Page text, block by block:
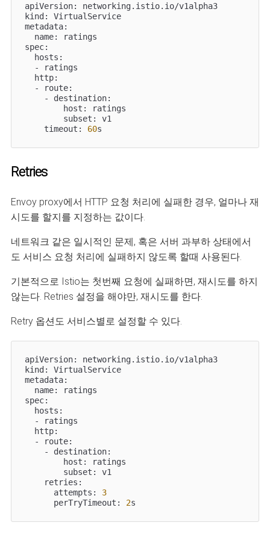
apiVersion: networking.istio.io/v1alpha3
kind: VirtualService
metadata:
spec:
    timeout:
60s
Retries
Envoy proxy에서 HTTP 요청 처리에 실패한 경우, 얼마나 재
시도를 할지를 지정하는 값이다.
네트워크 같은 일시적인 문제, 혹은 서버 과부하 상태에서
도 서비스 요청 처리에 실패하지 않도록 할때 사용된다.
기본적으로 Istio는 첫번째 요청에 실패하면, 재시도를 하지
않는다. Retries 설정을 해야만, 재시도를 한다.
Retry 옵션도 서비스별로 설정할 수 있다.
apiVersion: networking.istio.io/v1alpha3
kind: VirtualService
metadata:
spec:
      attempts:
3
      perTryTimeout:
2s